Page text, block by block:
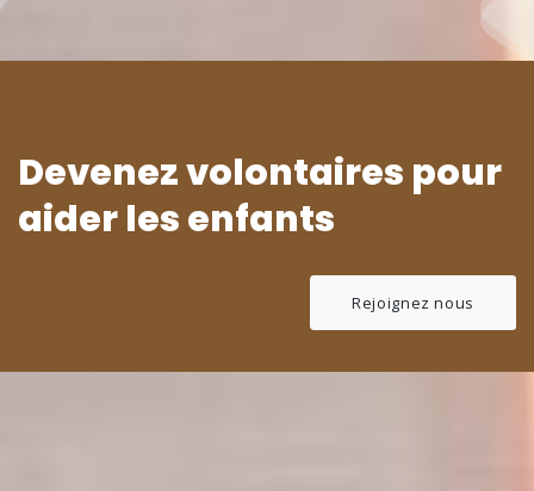
Devenez volontaires pour
aider les enfants
Rejoignez nous